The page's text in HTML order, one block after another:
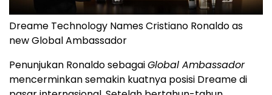
Dreame Technology Names Cristiano Ronaldo as
new Global Ambassador
Penunjukan Ronaldo sebagaiGlobal Ambassador
mencerminkan semakin kuatnya posisi Dreame di